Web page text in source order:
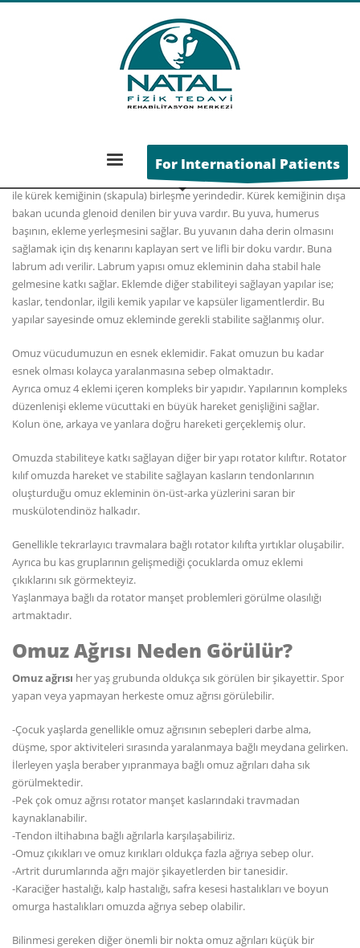
For International Patients
Omuz Ağrısı
, kolun dirsekten omuza kadar olan üst kemiği (humerus)
ile kürek kemiğinin (skapula) birleşme yerindedir. Kürek kemiğinin dışa
bakan ucunda glenoid denilen bir yuva vardır. Bu yuva, humerus
başının, ekleme yerleşmesini sağlar. Bu yuvanın daha derin olmasını
sağlamak için dış kenarını kaplayan sert ve lifli bir doku vardır. Buna
labrum adı verilir. Labrum yapısı omuz ekleminin daha stabil hale
gelmesine katkı sağlar. Eklemde diğer stabiliteyi sağlayan yapılar ise;
kaslar, tendonlar, ilgili kemik yapılar ve kapsüler ligamentlerdir. Bu
yapılar sayesinde omuz ekleminde gerekli stabilite sağlanmış olur.
Omuz vücudumuzun en esnek eklemidir. Fakat omuzun bu kadar
esnek olması kolayca yaralanmasına sebep olmaktadır.
Ayrıca omuz 4 eklemi içeren kompleks bir yapıdır. Yapılarının kompleks
düzenlenişi ekleme vücuttaki en büyük hareket genişliğini sağlar.
Kolun öne, arkaya ve yanlara doğru hareketi gerçeklemiş olur.
Omuzda stabiliteye katkı sağlayan diğer bir yapı rotator kılıftır. Rotator
kılıf omuzda hareket ve stabilite sağlayan kasların tendonlarının
oluşturduğu omuz ekleminin ön-üst-arka yüzlerini saran bir
muskülotendinöz halkadır.
Genellikle tekrarlayıcı travmalara bağlı rotator kılıfta yırtıklar oluşabilir.
Ayrıca bu kas gruplarının gelişmediği çocuklarda omuz eklemi
çıkıklarını sık görmekteyiz.
Yaşlanmaya bağlı da rotator manşet problemleri görülme olasılığı
artmaktadır.
Omuz Ağrısı Neden Görülür?
Omuz ağrısı her yaş grubunda oldukça sık görülen bir şikayettir. Spor
yapan veya yapmayan herkeste omuz ağrısı görülebilir.
-Çocuk yaşlarda genellikle omuz ağrısının sebepleri darbe alma,
düşme, spor aktiviteleri sırasında yaralanmaya bağlı meydana gelirken.
İlerleyen yaşla beraber yıpranmaya bağlı omuz ağrıları daha sık
görülmektedir.
-Pek çok omuz ağrısı rotator manşet kaslarındaki travmadan
kaynaklanabilir.
-Tendon iltihabına bağlı ağrılarla karşılaşabiliriz.
-Omuz çıkıkları ve omuz kırıkları oldukça fazla ağrıya sebep olur.
-Artrit durumlarında ağrı majör şikayetlerden bir tanesidir.
-Karaciğer hastalığı, kalp hastalığı, safra kesesi hastalıkları ve boyun
omurga hastalıkları omuzda ağrıya sebep olabilir.
Bilinmesi gereken diğer önemli bir nokta omuz ağrıları küçük bir